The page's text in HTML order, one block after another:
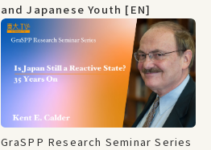
and Japanese Youth [EN]
GraSPP Research Seminar Series